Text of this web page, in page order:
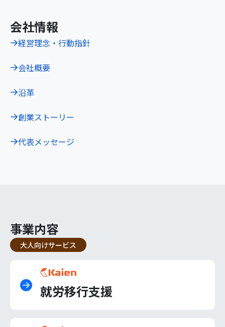
会社情報
経営理念・行動指針
会社概要
沿革
創業ストーリー
代表メッセージ
事業内容
大人向けサービス
就労移行支援